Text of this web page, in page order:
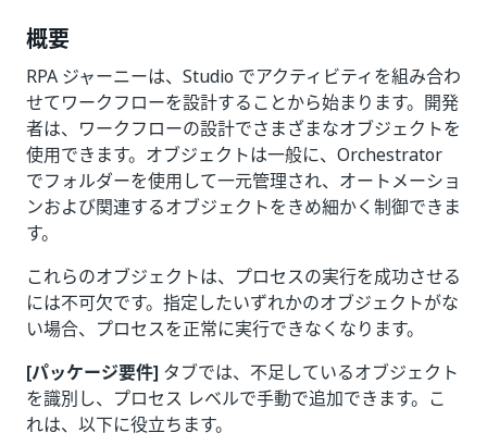
概要
RPA ジャーニーは、Studio でアクティビティを組み合わ
せてワークフローを設計することから始まります。開発
者は、ワークフローの設計でさまざまなオブジェクトを
使用できます。オブジェクトは一般に、Orchestrator
でフォルダーを使用して一元管理され、オートメーショ
ンおよび関連するオブジェクトをきめ細かく制御できま
す。
これらのオブジェクトは、プロセスの実行を成功させる
には不可欠です。指定したいずれかのオブジェクトがな
い場合、プロセスを正常に実行できなくなります。
[パッケージ要件] タブでは、不足しているオブジェクト
を識別し、プロセス レベルで手動で追加できます。こ
れは、以下に役立ちます。